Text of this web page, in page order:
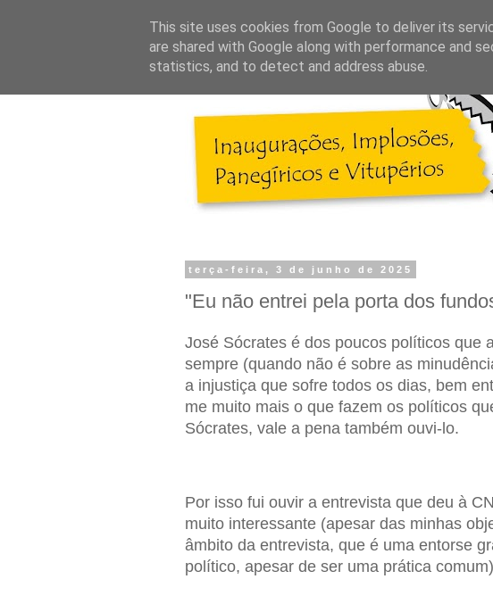
terça-feira, 3 de junho de 2025
"Eu não entrei pela porta dos
José Sócrates é dos poucos políticos que
sempre (quando não é sobre as
a injustiça que sofre todos os dias, bem
me muito mais o que fazem os políticos
Sócrates, vale a pena também ouvi-lo.
Por isso fui ouvir a entrevista que deu à
muito interessante (apesar das minhas
âmbito da entrevista, que é uma entorse
político, apesar de ser uma prática
This site uses cookies from Google to deliver its
are shared with Google along with performance and
statistics, and to detect and address abuse.